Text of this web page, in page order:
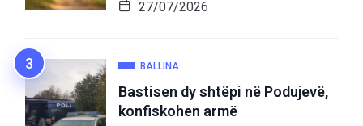
27/07/2026
BALLINA
Bastisen dy shtëpi në Podujevë,
konfiskohen armë